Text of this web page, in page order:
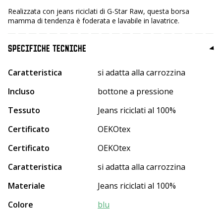
Realizzata con jeans riciclati di G-Star Raw, questa borsa
mamma di tendenza è foderata e lavabile in lavatrice.
SPECIFICHE TECNICHE
Caratteristica
si adatta alla carrozzina
Incluso
bottone a pressione
Tessuto
Jeans riciclati al 100%
Certificato
OEKOtex
Certificato
OEKOtex
Caratteristica
si adatta alla carrozzina
Materiale
Jeans riciclati al 100%
Colore
blu